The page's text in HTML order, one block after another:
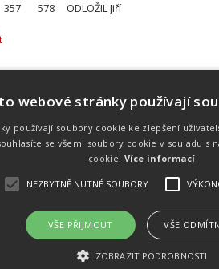
357 578 ODLOŽIL Jiří
Náš tým
Náš tým je schopen na
úrovni zajistit pořádání
soutěží. Organizaci závodů,
místě, měření, zpracování a
Úvod
webové stránky používají
používají soubory cookie ke zlepšení
se všemi soubory cookie v souladu s
cookie. Více informací
NEZBYTNĚ NUTNÉ SOUBORY
VŠE PŘIJMOUT VŠE
ZOBRAZIT PODROBNOSTI